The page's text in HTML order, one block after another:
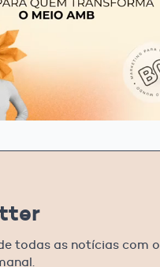
todas as notícias com o